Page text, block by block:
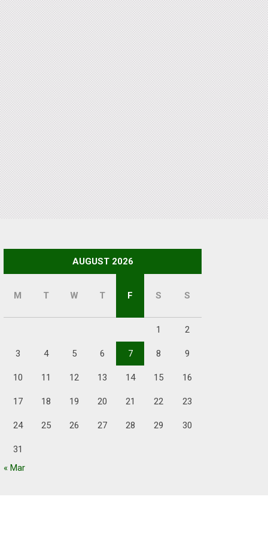
AUGUST 2026
M T W T F S S
1 2
3 4 5 6 7 8 9
10 11 12 13 14 15 16
17 18 19 20 21 22 23
24 25 26 27 28 29 30
31
« Mar